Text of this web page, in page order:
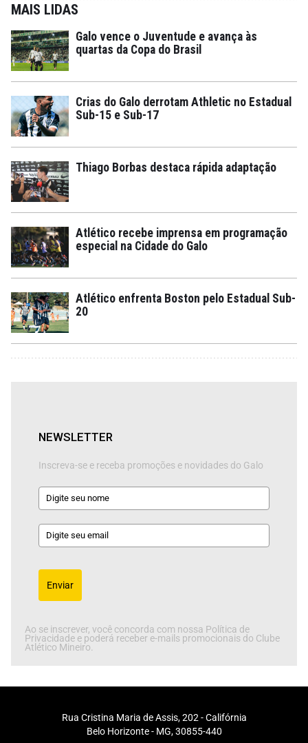
MAIS LIDAS
Galo vence o Juventude e avança às
quartas da Copa do Brasil
Crias do Galo derrotam Athletic no Estadual
Sub-15 e Sub-17
Thiago Borbas destaca rápida adaptação
Atlético recebe imprensa em programação
especial na Cidade do Galo
Atlético enfrenta Boston pelo Estadual Sub-
20
NEWSLETTER
Inscreva-se e receba promoções e novidades do Galo
Enviar
Ao se inscrever, você concorda com nossa Política de
Privacidade e poderá receber e-mails promocionais do Clube
Atlético Mineiro.
Rua Cristina Maria de Assis, 202 - Califórnia
Belo Horizonte - MG, 30855-440